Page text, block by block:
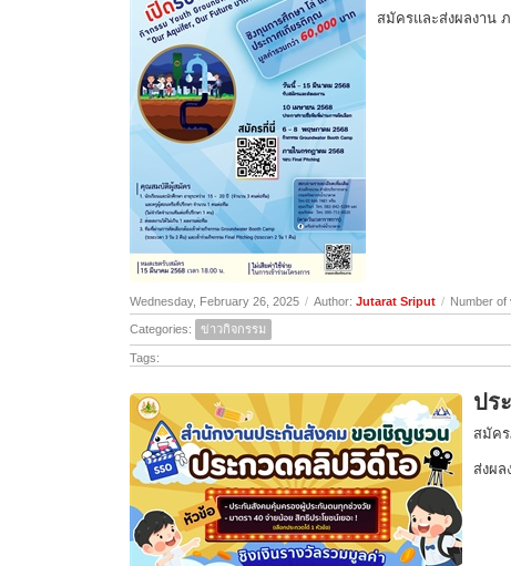
สมัครและส่งผลงาน
Wednesday, February 26, 2025 / Author: Jutarat Sriput / Number of
Categories: ข่าวกิจกรรม
Tags:
ปร
สมัค
ส่งผล